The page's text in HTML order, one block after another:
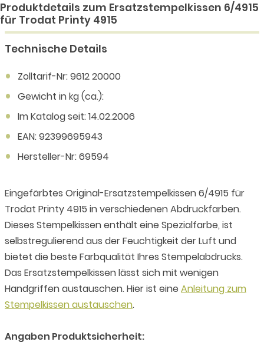
Produktdetails zum Ersatzstempelkissen 6/4915
für Trodat Printy 4915
Technische Details
Zolltarif-Nr: 9612 20000
Gewicht in kg (ca.):
Im Katalog seit: 14.02.2006
EAN: 92399695943
Hersteller-Nr: 69594
Eingefärbtes Original-Ersatzstempelkissen 6/4915 für
Trodat Printy 4915 in verschiedenen Abdruckfarben.
Dieses Stempelkissen enthält eine Spezialfarbe, ist
selbstregulierend aus der Feuchtigkeit der Luft und
bietet die beste Farbqualität Ihres Stempelabdrucks.
Das Ersatzstempelkissen lässt sich mit wenigen
Handgriffen austauschen. Hier ist eine Anleitung zum
Stempelkissen austauschen.
Angaben Produktsicherheit: